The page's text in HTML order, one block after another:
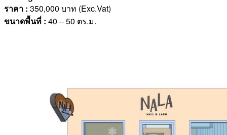
ราคา : 350,000 บาท (Exc.Vat)
ขนาดพื้นที่ : 40 – 50 ตร.ม.